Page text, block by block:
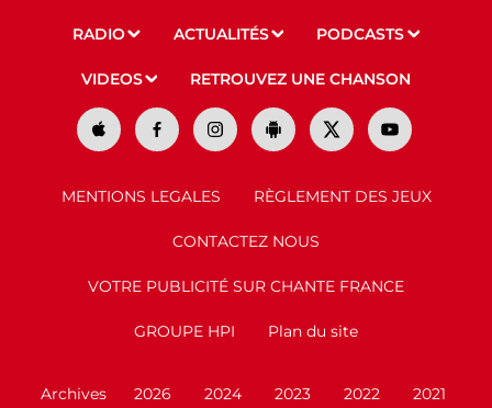
RADIO ACTUALITÉS PODCASTS
VIDEOS RETROUVEZ UNE CHANSON
MENTIONS LEGALES RÈGLEMENT DES JEUX
CONTACTEZ NOUS
VOTRE PUBLICITÉ SUR CHANTE FRANCE
GROUPE HPI Plan du site
Archives 2026 2024 2023 2022 2021